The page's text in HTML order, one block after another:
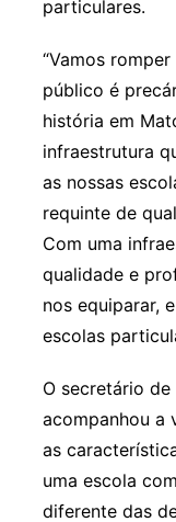
particulares.
“Vamos
público é
história em
infraestrutura
as nossas
requinte de
Com uma
qualidade e
nos equiparar,
escolas
O secretário
acompanhou a
as
uma escola
diferente das